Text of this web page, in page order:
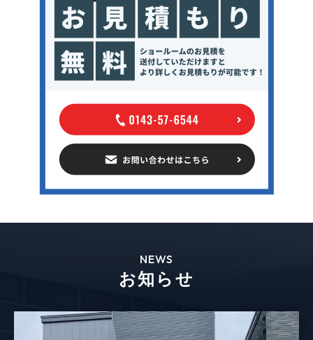
NEWS
お知らせ